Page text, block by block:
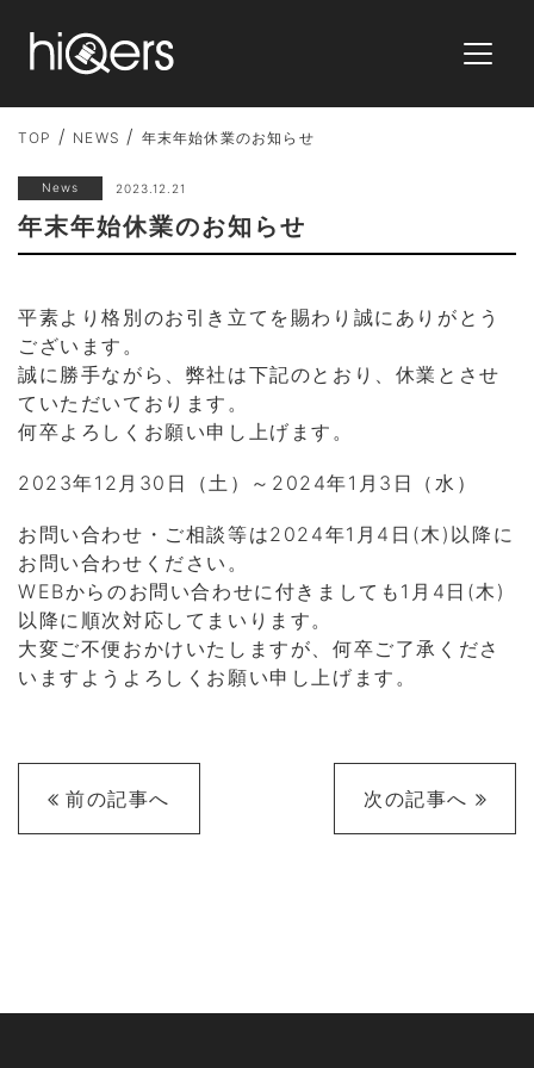
TOP NEWS 年末年始休業のお知らせ
News 2023.12.21
年末年始休業のお知らせ
平素より格別のお引き立てを賜わり誠にありがとう
ございます。
誠に勝手ながら、弊社は下記のとおり、休業とさせ
ていただいております。
何卒よろしくお願い申し上げます。
2023年12月30日（土）～2024年1月3日（水）
お問い合わせ・ご相談等は2024年1月4日(木)以降に
お問い合わせください。
WEBからのお問い合わせに付きましても1月4日(木)
以降に順次対応してまいります。
大変ご不便おかけいたしますが、何卒ご了承くださ
いますようよろしくお願い申し上げます。
前の記事へ 次の記事へ